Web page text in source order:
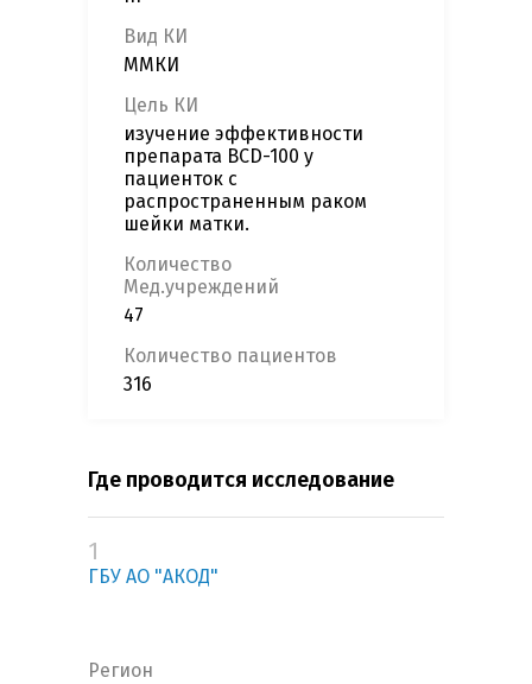
Вид КИ
ММКИ
Цель КИ
изучение эффективности
препарата BCD-100 у
пациенток с
распространенным раком
шейки матки.
Количество
Мед.учреждений
47
Количество пациентов
316
Где проводится исследование
1
ГБУ АО "АКОД"
Регион